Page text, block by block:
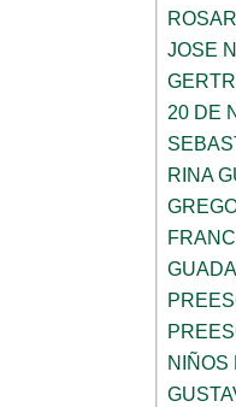
JOSE
20 DE
RINA
NIÑOS